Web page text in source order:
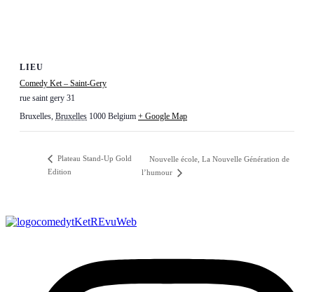
LIEU
Comedy Ket – Saint-Gery
rue saint gery 31
Bruxelles, Bruxelles 1000 Belgium + Google Map
Plateau Stand-Up Gold
Edition
Nouvelle école, La Nouvelle Génération de
l’humour